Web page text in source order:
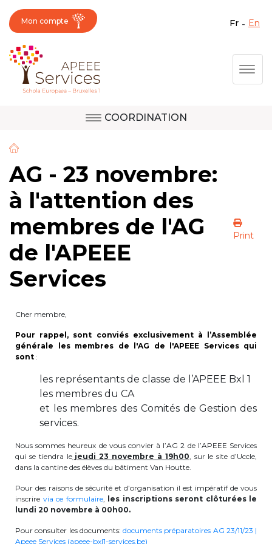
Aller
Fermer X
Question, avis,
demande, suggestion :
contactez le bon
service !
Activités périscolaires Berkendael
+32 (0)472 07 35 25
periscolaire.berkendael@apeee-bxl1-
BE91 3631 6790 0976
+32 (0)2 375 31 35
cesame@apeee-bxl1-services.be
Cantine
+32 (0)2 374 76 75
cantine@apeee-bxl1-services.be
Mon compte fr en
COORDINATION
Site de Berkendael
AG - 23 novembre:
à l'attention des
membres de l'AG
de l'APEEE
Services
Print
Cher membre,
Pour rappel, sont conviés exclusivement à l’Assemblée
générale les membres de l'AG de l'APEEE Services qui
sont :
les représentants de classe de l’APEEE Bxl 1
les membres du CA
et les membres des Comités de Gestion des
services.
Nous sommes heureux de vous convier à l’AG 2 de l’APEEE Services
qui se tiendra lejeudi 23 novembre à 19h00, sur le site d’Uccle,
dans la cantine des élèves du bâtiment Van Houtte.
Pour des raisons de sécurité et d’organisation il est impératif de vous
inscrire via ce formulaire,
les inscriptions seront clôturées le
lundi 20 novembre à 00h00.
Pour consulter les documents: documents préparatoires AG 23/11/23 |
Apeee Services (apeee-bxl1-services.be)